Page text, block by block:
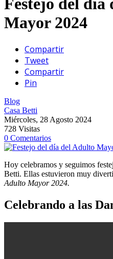
Festejo del día
Mayor 2024
Compartir
Tweet
Compartir
Pin
Blog
Casa Betti
Miércoles, 28 Agosto 2024
728 Visitas
0 Comentarios
Hoy celebramos y seguimos
Betti. Ellas estuvieron muy
Adulto Mayor 2024.
Celebrando a las